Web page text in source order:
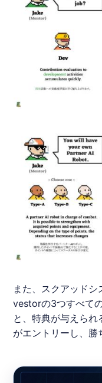
また、スクアッド
vestorの3つすべて
と、特典が与えられ
がエントリーし、勝